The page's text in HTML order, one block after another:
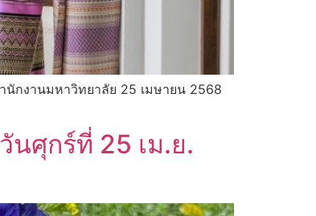
กงานมหาวิทยาลัย 25 เมษายน 2568
นศุกร์ที่ 25 เม.ย.